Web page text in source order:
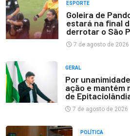
ESPORTE
Goleira de
estará na final
derrotar o São
7 de agosto de 2026
GERAL
Por
ação e mantém
de
7 de agosto de 2026
POLÍTICA